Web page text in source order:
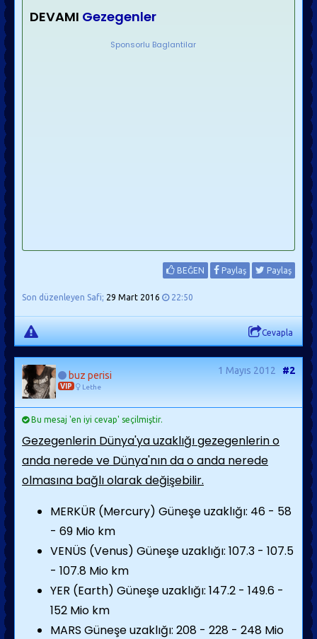
DEVAMI Gezegenler
Sponsorlu Baglantilar
BEĞEN Paylaş Paylaş
Son düzenleyen Safi; 29 Mart 2016 22:50
Cevapla
buz perisi
VIP Lethe
1 Mayıs 2012 #2
Bu mesaj 'en iyi cevap' seçilmiştir.
Gezegenlerin Dünya'ya uzaklığı gezegenlerin o
anda nerede ve Dünya'nın da o anda nerede
olmasına bağlı olarak değişebilir.
MERKÜR (Mercury) Güneşe uzaklığı: 46 - 58
- 69 Mio km
VENÜS (Venus) Güneşe uzaklığı: 107.3 - 107.5
- 107.8 Mio km
YER (Earth) Güneşe uzaklığı: 147.2 - 149.6 -
152 Mio km
MARS Güneşe uzaklığı: 208 - 228 - 248 Mio